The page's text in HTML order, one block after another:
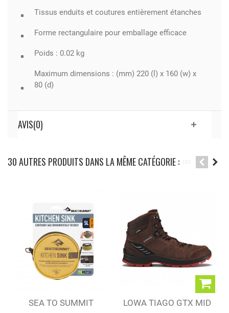
Tissus enduits et coutures entièrement étanches
Forme rectangulaire pour emballage efficace
Poids : 0.02 kg
Maximum dimensions : (mm) 220 (l) x 160 (w) x
80 (d)
AVIS(0)
30 AUTRES PRODUITS DANS LA MÊME CATÉGORIE :
SEA TO SUMMIT
LOWA TIAGO GTX MID